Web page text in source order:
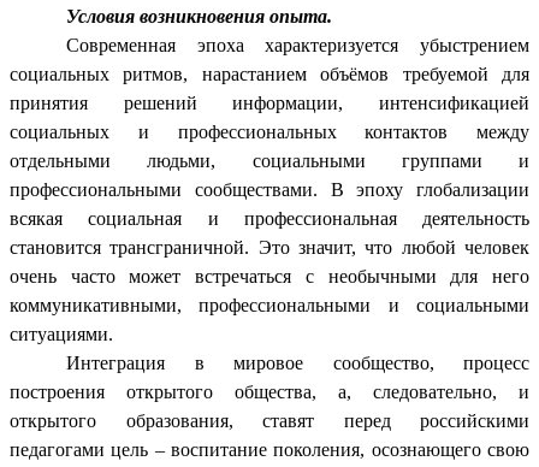
Условия возникновения опыта.
Современная эпоха характеризуется убыстрением
социальных ритмов, нарастанием объёмов требуемой для
принятия решений информации, интенсификацией
социальных и профессиональных контактов между
отдельными людьми, социальными группами и
профессиональными сообществами. В эпоху глобализации
всякая социальная и профессиональная деятельность
становится трансграничной. Это значит, что любой человек
очень часто может встречаться с необычными для него
коммуникативными, профессиональными и социальными
ситуациями.
Интеграция в мировое сообщество, процесс
построения открытого общества, а, следовательно, и
открытого образования, ставят перед российскими
педагогами цель – воспитание поколения, осознающего свою